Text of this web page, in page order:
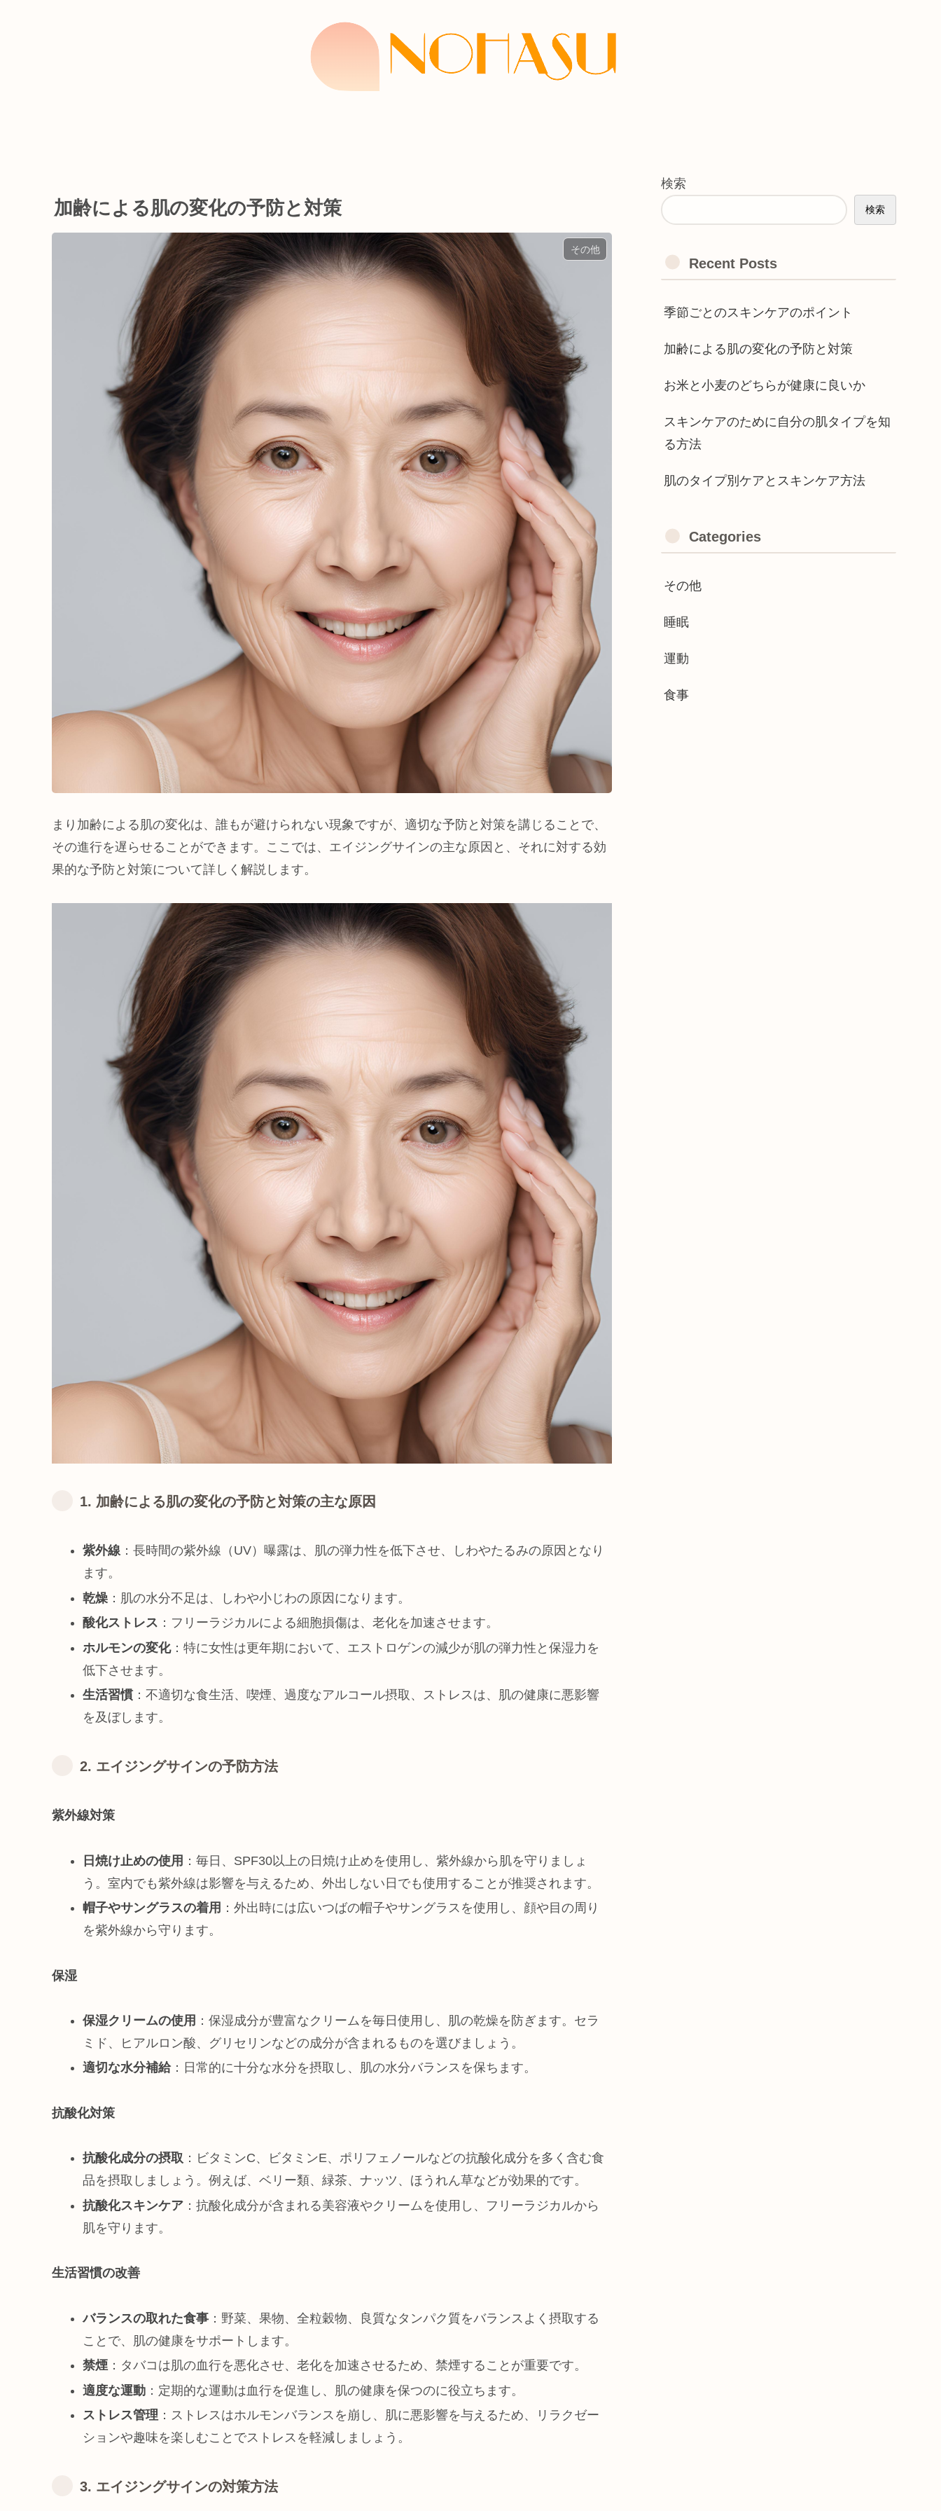
加齢による肌の変化の予防と対策
その他
まり加齢による肌の変化は、誰もが避けられない現象ですが、適切な予防と対策を講じることで、
その進行を遅らせることができます。ここでは、エイジングサインの主な原因と、それに対する効
果的な予防と対策について詳しく解説します。
1. 加齢による肌の変化の予防と対策の主な原因
紫外線 ：長時間の紫外線（UV）曝露は、肌の弾力性を低下させ、しわやたるみの原因となり
ます。
乾燥：肌の水分不足は、しわや小じわの原因になります。
酸化ストレス ：フリーラジカルによる細胞損傷は、老化を加速させます。
ホルモンの変化：特に女性は更年期において、エストロゲンの減少が肌の弾力性と保湿力を
低下させます。
生活習慣：不適切な食生活、喫煙、過度なアルコール摂取、ストレスは、肌の健康に悪影響
を及ぼします。
2. エイジングサインの予防方法
紫外線対策
日焼け止めの使用 ：毎日、SPF30以上の日焼け止めを使用し、紫外線から肌を守りましょ
う。室内でも紫外線は影響を与えるため、外出しない日でも使用することが推奨されます。
帽子やサングラスの着用 ：外出時には広いつばの帽子やサングラスを使用し、顔や目の周り
を紫外線から守ります。
保湿
保湿クリームの使用 ：保湿成分が豊富なクリームを毎日使用し、肌の乾燥を防ぎます。セラ
ミド、ヒアルロン酸、グリセリンなどの成分が含まれるものを選びましょう。
適切な水分補給：日常的に十分な水分を摂取し、肌の水分バランスを保ちます。
抗酸化対策
抗酸化成分の摂取 ：ビタミンC、ビタミンE、ポリフェノールなどの抗酸化成分を多く含む食
品を摂取しましょう。例えば、ベリー類、緑茶、ナッツ、ほうれん草などが効果的です。
抗酸化スキンケア：抗酸化成分が含まれる美容液やクリームを使用し、フリーラジカルから
肌を守ります。
生活習慣の改善
バランスの取れた食事：野菜、果物、全粒穀物、良質なタンパク質をバランスよく摂取する
ことで、肌の健康をサポートします。
禁煙：タバコは肌の血行を悪化させ、老化を加速させるため、禁煙することが重要です。
適度な運動：定期的な運動は血行を促進し、肌の健康を保つのに役立ちます。
ストレス管理 ：ストレスはホルモンバランスを崩し、肌に悪影響を与えるため、リラクゼー
ションや趣味を楽しむことでストレスを軽減しましょう。
3. エイジングサインの対策方法
検索
検索
Recent Posts
季節ごとのスキンケアのポイント
加齢による肌の変化の予防と対策
お米と小麦のどちらが健康に良いか
スキンケアのために自分の肌タイプを知
る方法
肌のタイプ別ケアとスキンケア方法
Categories
その他
睡眠
運動
食事